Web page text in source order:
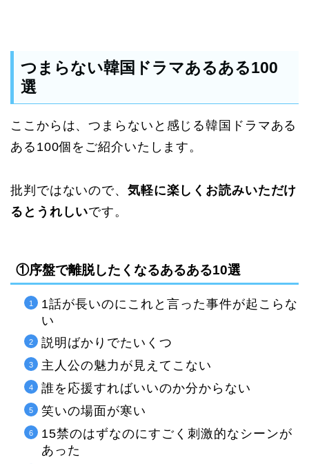
つまらない韓国ドラマあるある100
選
ここからは、つまらないと感じる韓国ドラマある
ある100個をご紹介いたします。
批判ではないので、 気軽に楽しくお読みいただけ
るとうれしいです。
①序盤で離脱したくなるあるある10選
1話が長いのにこれと言った事件が起こらな
い
説明ばかりでたいくつ
主人公の魅力が見えてこない
誰を応援すればいいのか分からない
笑いの場面が寒い
15禁のはずなのにすごく刺激的なシーンが
あった